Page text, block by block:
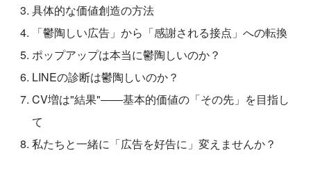
具体的な価値創造の方法
「鬱陶しい広告」から「感謝される接点」への転換
ポップアップは本当に鬱陶しいのか？
LINEの診断は鬱陶しいのか？
CV増は"結果"――基本的価値の「その先」を目指し
て
私たちと一緒に「広告を好告に」変えませんか？